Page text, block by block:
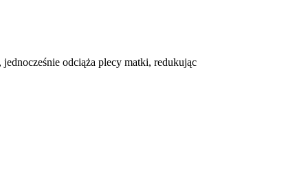
odciąża plecy matki, redukując